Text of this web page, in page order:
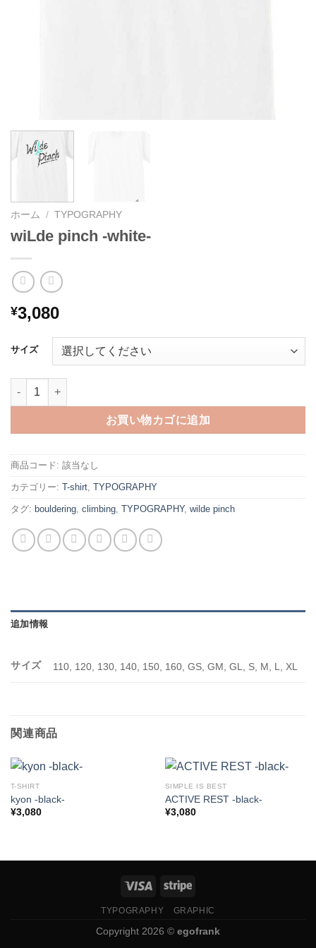
ホーム / TYPOGRAPHY
wiLde pinch -white-
¥3,080
サイズ
wiLde pinch -white-個
お買い物カゴに追加
商品コード: 該当なし
カテゴリー: T-shirt TYPOGRAPHY
タグ: bouldering climbing TYPOGRAPHY, wilde pinch
追加情報
サイズ 110, 120, 130, 140, 150, 160, GS, GM, GL, S, M, L, XL
関連商品
T-SHIRT
kyon -black-
¥3,080
SIMPLE IS BEST
ACTIVE REST -black-
¥3,080
TYPOGRAPHY GRAPHIC
Copyright 2026 © egofrank